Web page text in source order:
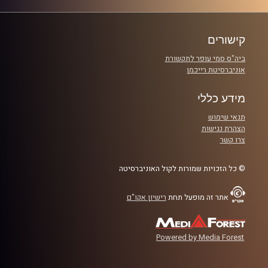
קישורים
ביה"ס סמי עופר לתקשורת
אוניברסיטת רייכמן
מידע כללי
תנאי שימוש
הצהרת נגישות
צרו קשר
© כל הזכויות שמורות לקול האוניברסיטה
אתר זה מופעל תחת רישיון אקו"ם
Powered by Media Forest